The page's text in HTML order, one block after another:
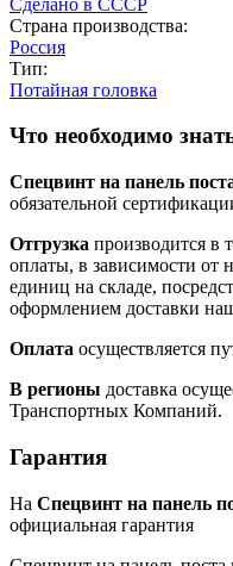
Страна производства:
Россия
Тип:
Потайная головка
Что необходимо
Спецвинт на панель
обязательной
Отгрузка производится в
оплаты, в зависимости от
единиц на складе,
оформлением доставки
Оплата осуществляется
В регионы доставка
Транспортных Компаний.
Гарантия
На Спецвинт на панель
официальная гарантия